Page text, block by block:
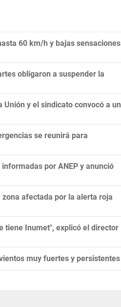
60 km/h y bajas sensaciones
obligaron a suspender la
y el sindicato convocó a un
se reunirá para
por ANEP y anunció
afectada por la alerta roja
tiene Inumet", explicó el director
muy fuertes y persistentes